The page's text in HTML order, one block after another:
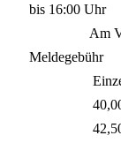
bis 16:00 Uhr
Am
Meldegebühr
Einzel
40,00 €
42,50 €